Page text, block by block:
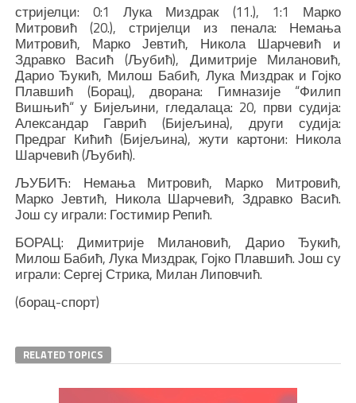
стријелци: 0:1 Лука Миздрак (11.), 1:1 Марко
Митровић (20.), стријелци из пенала: Немања
Митровић, Марко Јевтић, Никола Шарчевић и
Здравко Васић (Љубић), Димитрије Милановић,
Дарио Ђукић, Милош Бабић, Лука Миздрак и Гојко
Плавшић (Борац), дворана: Гимназије “Филип
Вишњић“ у Бијељини, гледалаца: 20, први судија:
Александар Гаврић (Бијељина), други судија:
Предраг Кићић (Бијељина), жути картони: Никола
Шарчевић (Љубић).
ЉУБИЋ: Немања Митровић, Марко Митровић,
Марко Јевтић, Никола Шарчевић, Здравко Васић.
Још су играли: Гостимир Репић.
БОРАЦ: Димитрије Милановић, Дарио Ђукић,
Милош Бабић, Лука Миздрак, Гојко Плавшић. Још су
играли: Сергеј Стрика, Милан Липовчић.
(борац-спорт)
RELATED TOPICS